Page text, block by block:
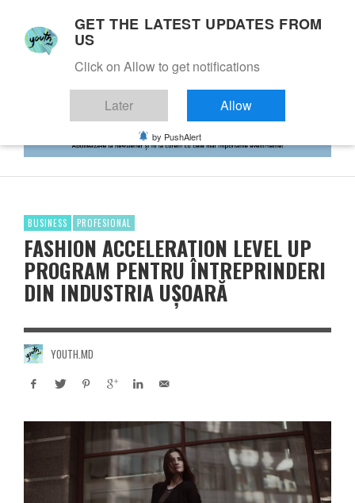
BUSINESS PROFESIONAL
FASHION ACCELERATION LEVEL UP
PROGRAM PENTRU ÎNTREPRINDERI
DIN INDUSTRIA UȘOARĂ
YOUTH.MD
GET THE LATEST UPDATES FROM
US
Click on Allow to get notifications
Later Allow
by PushAlert